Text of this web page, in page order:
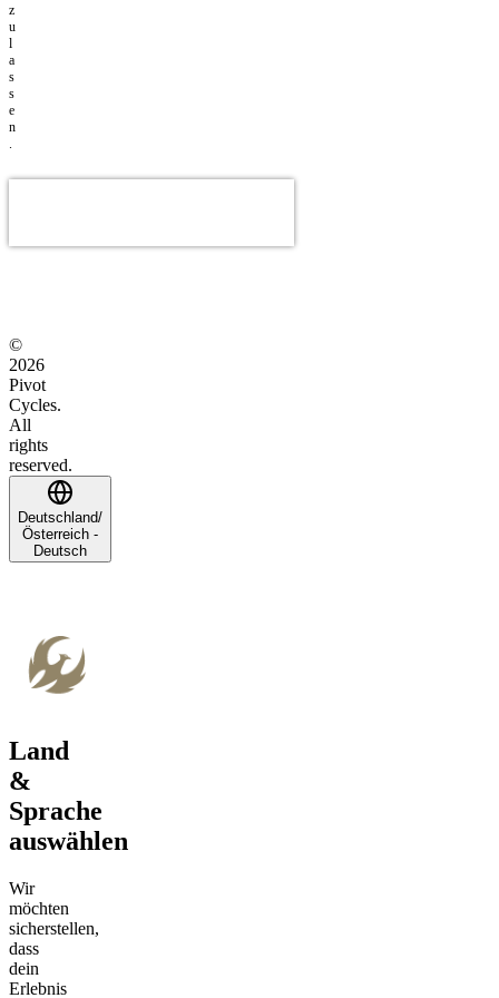
z
u
l
a
s
s
e
n
.
©
2026
Pivot
Cycles.
All
rights
reserved.
Deutschland/
Österreich -
Deutsch
Land
&
Sprache
auswählen
Wir
möchten
sicherstellen,
dass
dein
Erlebnis